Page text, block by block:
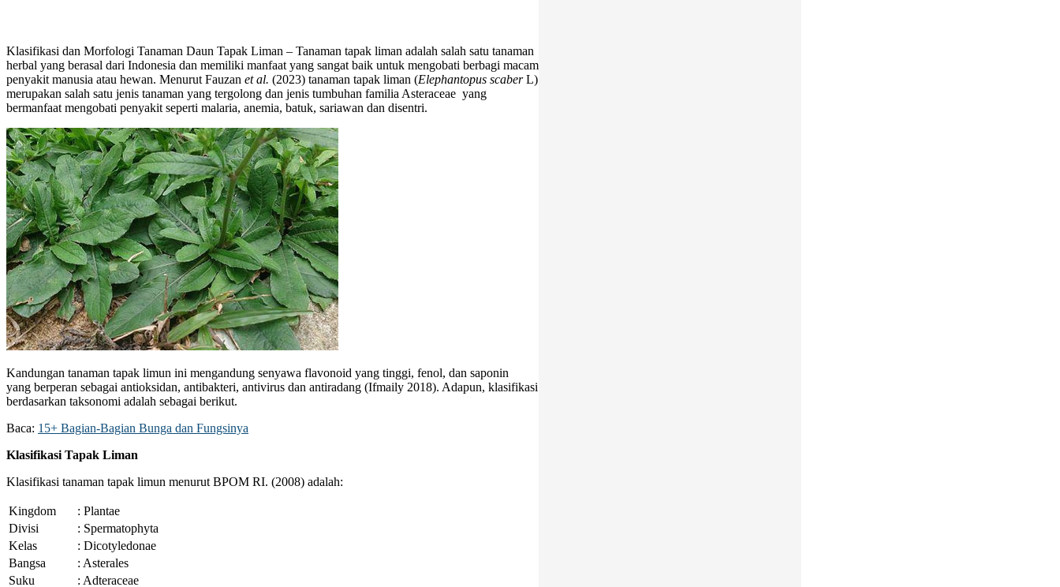
Klasifikasi dan Morfologi Tanaman Daun Tapak Liman – Tanaman tapak liman adalah salah satu tanaman
herbal yang berasal dari Indonesia dan memiliki manfaat yang sangat baik untuk mengobati berbagi macam
penyakit manusia atau hewan. Menurut Fauzan et al. (2023) tanaman tapak liman (Elephantopus scaberL)
merupakan salah satu jenis tanaman yang tergolong dan jenis tumbuhan familia Asteraceae yang
bermanfaat mengobati penyakit seperti malaria, anemia, batuk, sariawan dan disentri.
Kandungan tanaman tapak limun ini mengandung senyawa flavonoid yang tinggi, fenol, dan saponin
yang berperan sebagai antioksidan, antibakteri, antivirus dan antiradang (Ifmaily 2018). Adapun, klasifikasi
berdasarkan taksonomi adalah sebagai berikut.
Baca: 15+ Bagian-Bagian Bunga dan Fungsinya
Klasifikasi Tapak Liman
Klasifikasi tanaman tapak limun menurut BPOM RI. (2008) adalah:
Kingdom
: Plantae
Divisi
: Spermatophyta
Kelas
: Dicotyledonae
Bangsa
: Asterales
Suku
: Adteraceae